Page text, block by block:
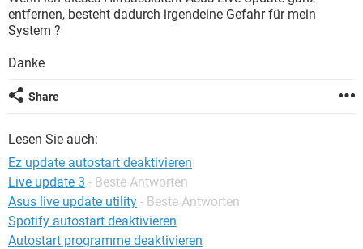
entfernen, besteht dadurch irgendeine Gefahr für mein
System ?
Danke
Share
Lesen Sie auch:
Ez update autostart deaktivieren
Live update 3 - Beste Antworten
Asus live update utility - Beste Antworten
Spotify autostart deaktivieren
Autostart programme deaktivieren